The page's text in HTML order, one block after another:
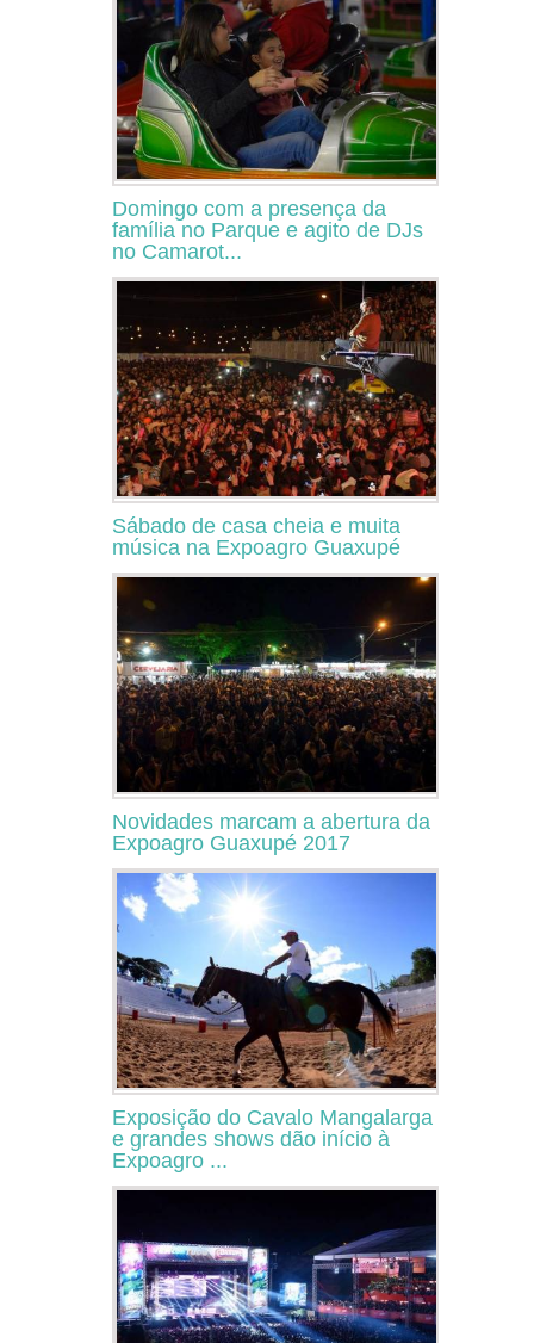
Domingo com a presença da
família no Parque e agito de DJs
no Camarot...
Sábado de casa cheia e muita
música na Expoagro Guaxupé
Novidades marcam a abertura da
Expoagro Guaxupé 2017
Exposição do Cavalo Mangalarga
e grandes shows dão início à
Expoagro ...